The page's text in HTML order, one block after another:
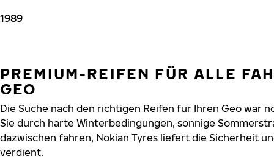
1989
PREMIUM-REIFEN FÜR ALLE
GEO
Die Suche nach den richtigen Reifen für Ihren Geo war
Sie durch harte Winterbedingungen, sonnige
dazwischen fahren, Nokian Tyres liefert die Sicherheit
verdient.